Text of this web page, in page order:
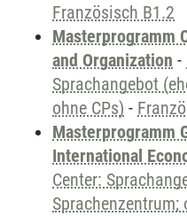
Französisch B1.2
Masterprogramm
and Organization -
Sprachangebot
ohne CPs) -
Masterprogramm
International
Center:
Sprachenzentrum;